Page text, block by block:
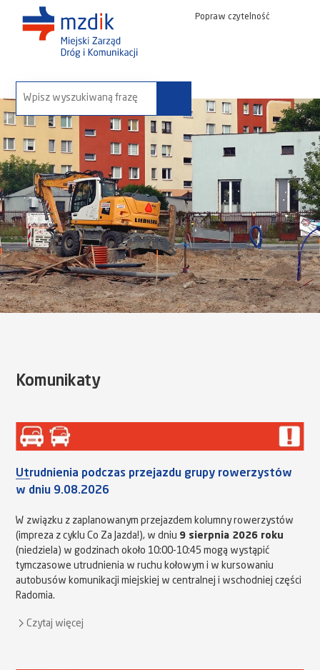
Popraw czytelność
wyszukaj na stronie:
Komunikaty
Utrudnienia podczas przejazdu grupy rowerzystów
w dniu 9.08.2026
W związku z zaplanowanym przejazdem kolumny rowerzystów
(impreza z cyklu Co Za Jazda!), w dniu 9 sierpnia 2026 roku
(niedziela) w godzinach około 10:00-10:45 mogą wystąpić
tymczasowe utrudnienia w ruchu kołowym i w kursowaniu
autobusów komunikacji miejskiej w centralnej i wschodniej części
Radomia.
Czytaj więcej